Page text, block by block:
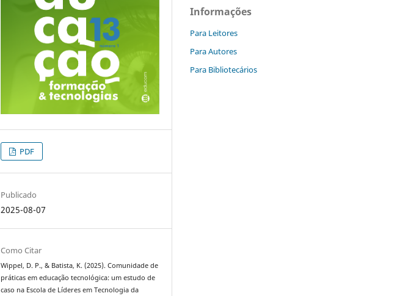
PDF
Publicado
2025-08-07
Como Citar
Wippel, D. P., & Batista, K. (2025). Comunidade de
práticas em educação tecnológica: um estudo de
caso na Escola de Líderes em Tecnologia da
Informações
Para Leitores
Para Autores
Para Bibliotecários